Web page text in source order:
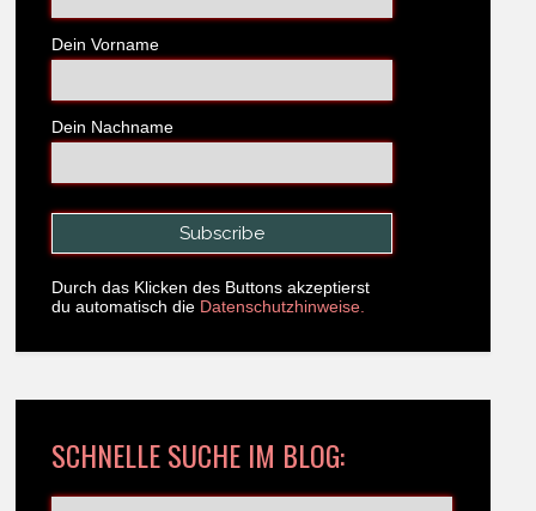
Dein Vorname
Dein Nachname
Durch das Klicken des Buttons akzeptierst
du automatisch die Datenschutzhinweise.
SCHNELLE SUCHE IM BLOG: